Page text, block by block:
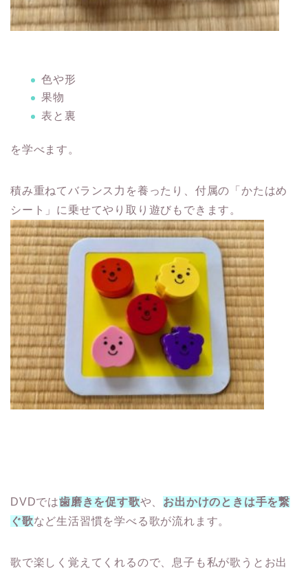
色や形
果物
表と裏
を学べます。
積み重ねてバランス力を養ったり、付属の「かたはめ
シート」に乗せてやり取り遊びもできます。
DVDでは歯磨きを促す歌や、 お出かけのときは手を繋
ぐ歌など生活習慣を学べる歌が流れます。
歌で楽しく覚えてくれるので、息子も私が歌うとお出